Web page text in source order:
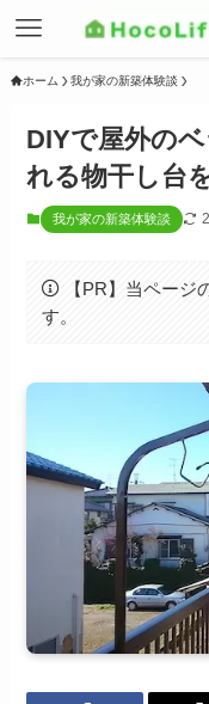
ホーム 我が家の新築体験談
DIYで屋外の
れる物干し台
我が家の新築体験談
【PR】当ページ
す。